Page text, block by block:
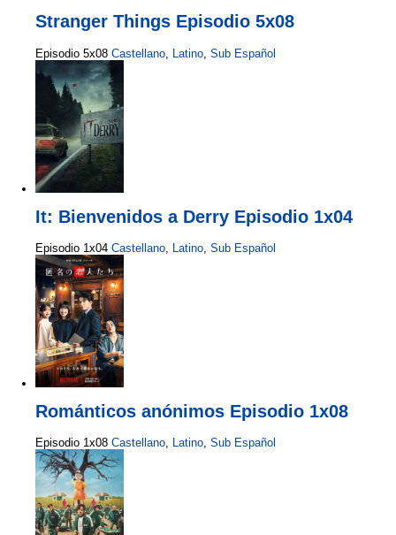
Stranger Things Episodio 5x08
Episodio 5x08 Castellano Latino Sub Español
It: Bienvenidos a Derry Episodio 1x04
Episodio 1x04 Castellano Latino Sub Español
Románticos anónimos Episodio 1x08
Episodio 1x08 Castellano, Latino, Sub Español